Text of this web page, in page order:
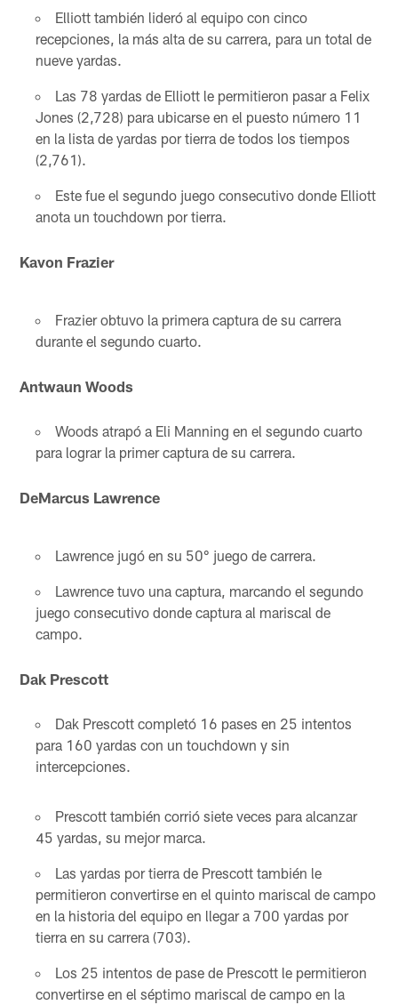
Elliott también lideró al equipo con cinco
recepciones, la más alta de su carrera, para un total de
nueve yardas.
Las 78 yardas de Elliott le permitieron pasar a Felix
Jones (2,728) para ubicarse en el puesto número 11
en la lista de yardas por tierra de todos los tiempos
(2,761).
Este fue el segundo juego consecutivo donde Elliott
anota un touchdown por tierra.
Kavon Frazier
Frazier obtuvo la primera captura de su carrera
durante el segundo cuarto.
Antwaun Woods
Woods atrapó a Eli Manning en el segundo cuarto
para lograr la primer captura de su carrera.
DeMarcus Lawrence
Lawrence jugó en su 50° juego de carrera.
Lawrence tuvo una captura, marcando el segundo
juego consecutivo donde captura al mariscal de
campo.
Dak Prescott
Dak Prescott completó 16 pases en 25 intentos
para 160 yardas con un touchdown y sin
intercepciones.
Prescott también corrió siete veces para alcanzar
45 yardas, su mejor marca.
Las yardas por tierra de Prescott también le
permitieron convertirse en el quinto mariscal de campo
en la historia del equipo en llegar a 700 yardas por
tierra en su carrera (703).
Los 25 intentos de pase de Prescott le permitieron
convertirse en el séptimo mariscal de campo en la